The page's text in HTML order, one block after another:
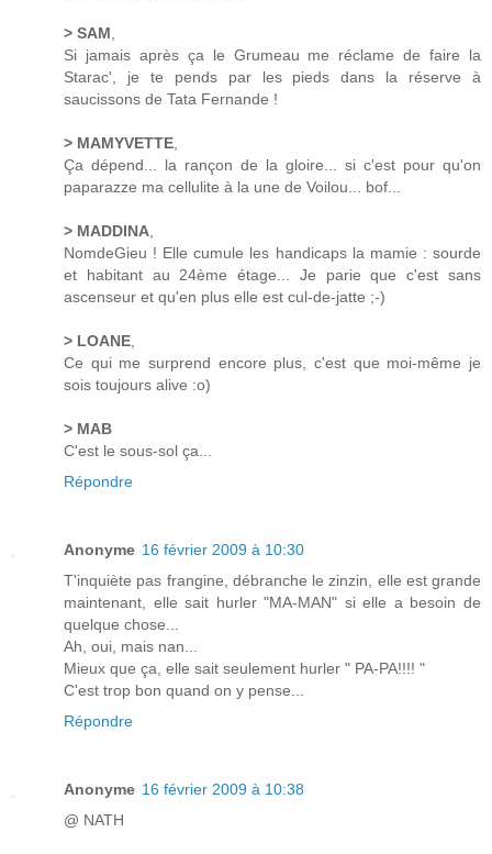
> SAM
Si jamais après ça le Grumeau me réclame de faire la
Starac', je te pends par les pieds dans la réserve à
saucissons de Tata Fernande !
> MAMYVETTE
Ça dépend... la rançon de la gloire... si c'est pour qu'on
paparazze ma cellulite à la une de Voilou... bof...
> MADDINA
NomdeGieu ! Elle cumule les handicaps la mamie : sourde
et habitant au 24ème étage... Je parie que c'est sans
ascenseur et qu'en plus elle est cul-de-jatte ;-)
> LOANE
Ce qui me surprend encore plus, c'est que moi-même je
sois toujours alive :o)
> MAB
C'est le sous-sol ça...
Répondre
Anonyme 16 février 2009 à 10:30
T'inquiète pas frangine, débranche le zinzin, elle est grande
maintenant, elle sait hurler "MA-MAN" si elle a besoin de
quelque chose...
Ah, oui, mais nan...
Mieux que ça, elle sait seulement hurler " PA-PA!!!! "
C'est trop bon quand on y pense...
Répondre
Anonyme 16 février 2009 à 10:38
@ NATH